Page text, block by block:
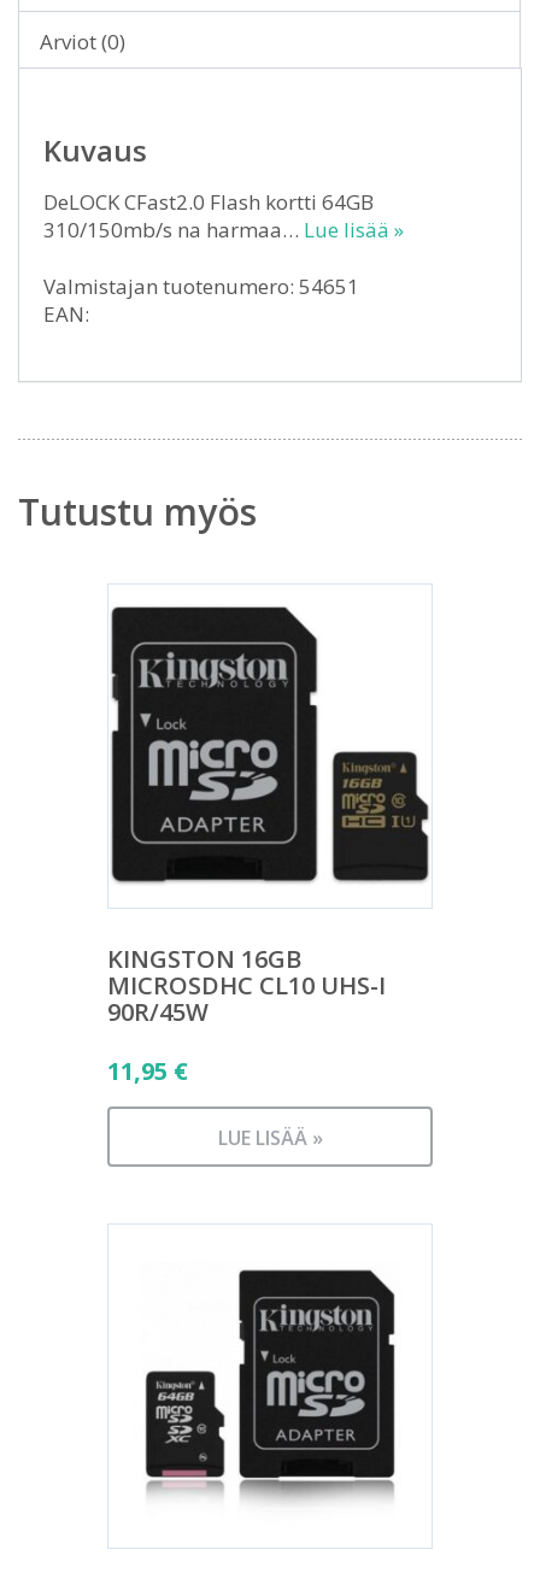
Arviot (0)
Kuvaus
DeLOCK CFast2.0 Flash kortti 64GB
310/150mb/s na harmaa… Lue lisää »
Valmistajan tuotenumero: 54651
EAN:
Tutustu myös
KINGSTON 16GB
MICROSDHC CL10 UHS-I
90R/45W
11,95 €
LUE LISÄÄ »